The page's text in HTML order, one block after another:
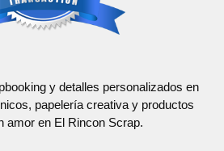
y detalles personalizados en
papelería creativa y productos
amor en El Rincon Scrap.